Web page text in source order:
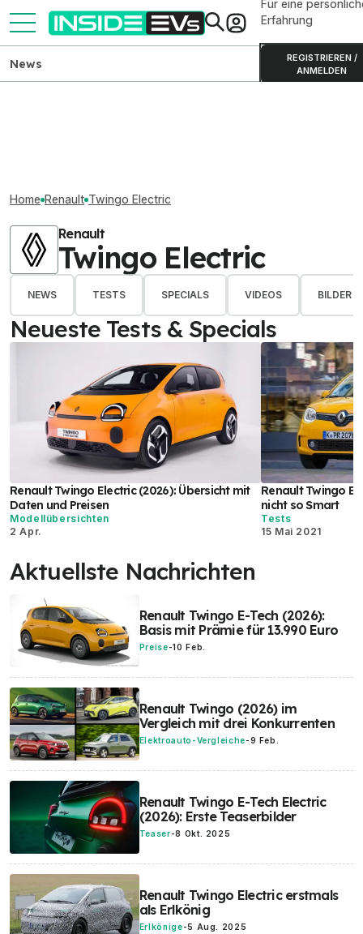
Für eine
Erfahrung
REGISTRIEREN /
ANMELDEN
News
Home Renault Twingo Electric
Renault
Twingo Electric
NEWS TESTS SPECIALS VIDEOS BILDER
Neueste Tests & Specials
Renault Twingo Electric (2026): Übersicht mit
Daten und Preisen
Modellübersichten
2 Apr.
Renault Twingo
nicht so Smart
Tests
15 Mai 2021
Aktuellste Nachrichten
Renault Twingo E-Tech (2026):
Basis mit Prämie für 13.990 Euro
Preise-10 Feb.
Renault Twingo (2026) im
Vergleich mit drei Konkurrenten
Elektroauto-Vergleiche-9 Feb.
Renault Twingo E-Tech Electric
(2026): Erste Teaserbilder
Teaser-8 Okt. 2025
Renault Twingo Electric erstmals
als Erlkönig
Erlkönige-5 Aug. 2025